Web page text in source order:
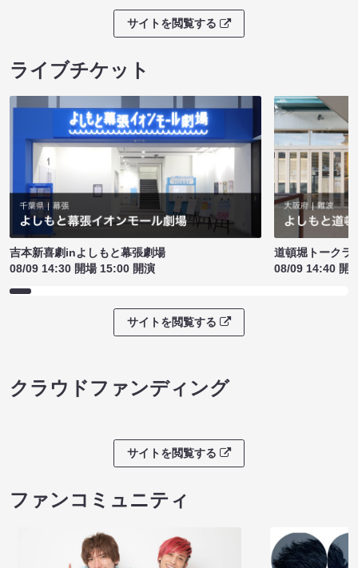
サイトを閲覧する
ライブチケット
吉本新喜劇inよしもと幕張劇場
08/09 14:30 開場 15:00 開演
道頓堀トークラ
08/09 14:40 開
サイトを閲覧する
クラウドファンディング
サイトを閲覧する
ファンコミュニティ